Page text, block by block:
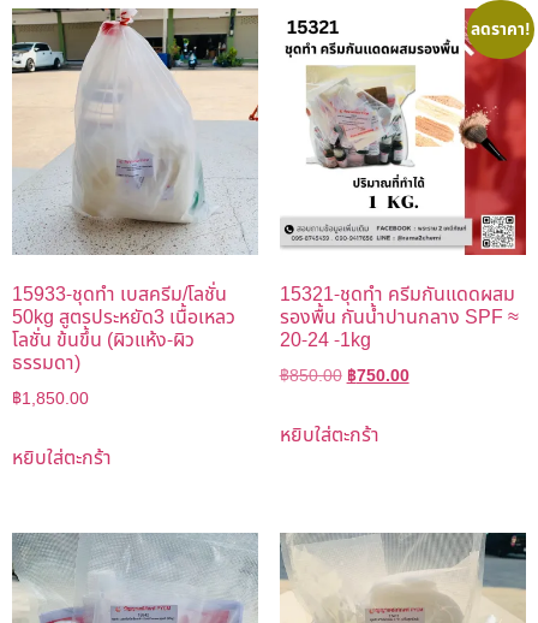
15933-ชุดทำ เบสครีม/โลชั่น
50kg สูตรประหยัด3 เนื้อเหลว
โลชั่น ข้นขึ้น (ผิวแห้ง-ผิว
ธรรมดา)
฿1,850.00
หยิบใส่ตะกร้า
ลดราคา!
15321-ชุดทำ ครีมกันแดดผสม
รองพื้น กันน้ำปานกลาง SPF ≈
20-24 -1kg
฿850.00 ฿750.00
หยิบใส่ตะกร้า